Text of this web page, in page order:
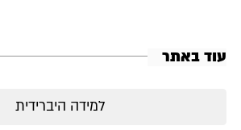
עוד באתר
למידה היברידית